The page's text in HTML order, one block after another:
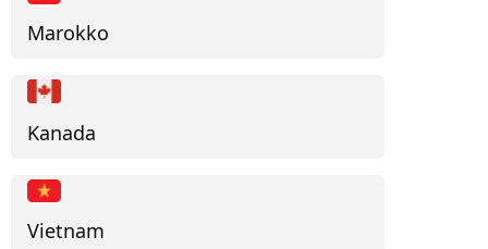
Marokko
Kanada
Vietnam